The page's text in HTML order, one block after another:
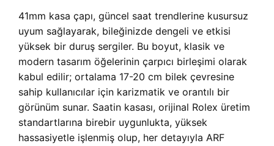
41mm kasa çapı, güncel saat trendlerine kusursuz
uyum sağlayarak, bileğinizde dengeli ve etkisi
yüksek bir duruş sergiler. Bu boyut, klasik ve
modern tasarım öğelerinin çarpıcı birleşimi olarak
kabul edilir; ortalama 17-20 cm bilek çevresine
sahip kullanıcılar için karizmatik ve orantılı bir
görünüm sunar. Saatin kasası, orijinal Rolex üretim
standartlarına birebir uygunlukta, yüksek
hassasiyetle işlenmiş olup, her detayıyla ARF